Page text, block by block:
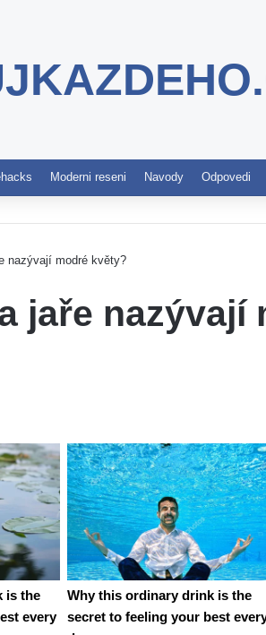
Moderni reseni Navody Odpovedi
nazývají modré květy?
jaře nazývají